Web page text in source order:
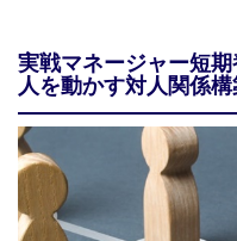
実戦マネージャー短
人を動かす対人関係